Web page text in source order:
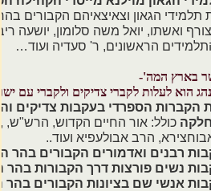
תלמידי הגאון וצאיצאיהם הקבורים
ואשתו, יואל משה סלומון, יושעה
הראשונים, ר' סעדיה ועוד…
בארץ המה'-
הוא לעלות לקברי צדיקים ולקברי עם
הקברות הספרדי בעקבות צדיקים
כולל: אור החיים הקדוש, הרש"ש,
הרב אבולעפיא ועוד..
רבנים ואדמורים הקבורים בהר
נשים פורצות דרך הקבורות בהר
אנשי שם בציונות הקבורים בהר